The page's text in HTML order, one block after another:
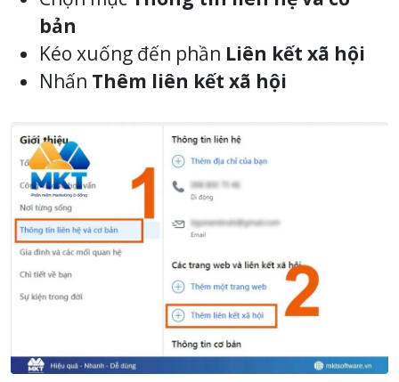
bản
Kéo xuống đến phần Liên kết xã hội
Nhấn Thêm liên kết xã hội